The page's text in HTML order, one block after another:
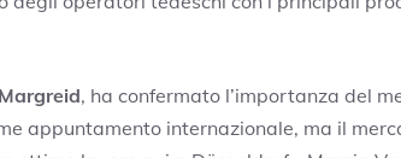
, ha confermato l’importanza del
appuntamento internazionale, ma il